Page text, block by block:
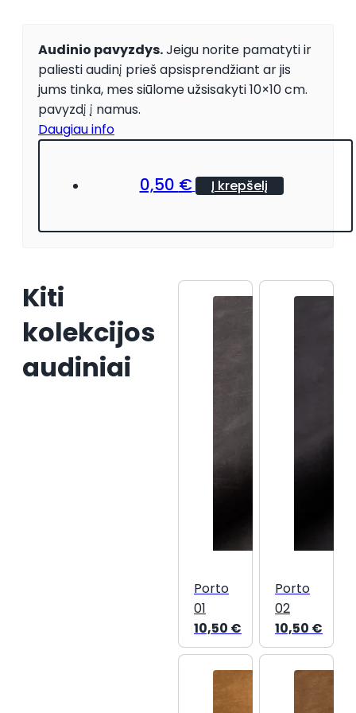
Audinio pavyzdys.Jeigu norite pamatyti ir
paliesti audinį prieš apsisprendžiant ar jis
jums tinka, mes siūlome užsisakyti 10×10 cm.
pavyzdį į namus.
Daugiau info
0,50 € Į krepšelį
Kiti
kolekcijos
audiniai
Porto
01
10,50 €
Porto
02
10,50 €